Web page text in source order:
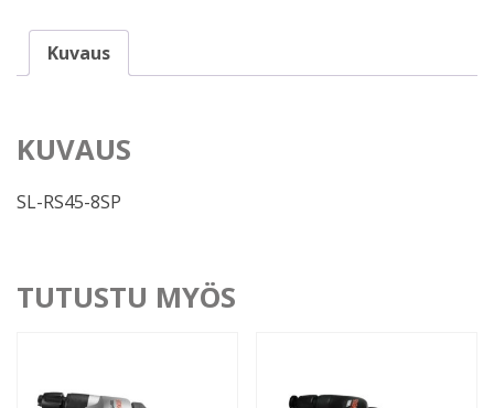
määrä
Kuvaus
KUVAUS
SL-RS45-8SP
TUTUSTU MYÖS